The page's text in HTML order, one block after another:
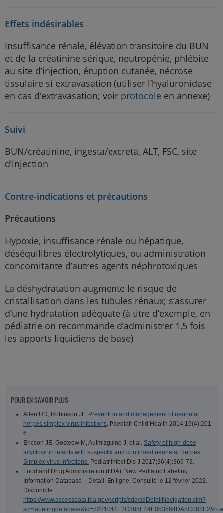
Effets indésirables
Insuffisance rénale, élévation transitoire du BUN
et de la créatinine sérique, neutropénie, phlébite
au site d’injection, éruption cutanée, nécrose
tissulaire si extravasation (utiliser l’hyaluronidase
en cas d’extravasation; voir protocole en annexe)
Suivi
BUN/créatinine, ingesta/excreta, ALT, FSC, site
d’injection
Contre-indications et précautions
Précautions
Hypoxie, insuffisance rénale ou hépatique,
déséquilibres électrolytiques, ou administration
concomitante d’autres agents néphrotoxiques
La déshydratation augmente le risque de
cristallisation dans les tubules rénaux; s’assurer
d’une hydratation adéquate (à titre d’exemple, en
pédiatrie on recommande d’administrer 1,5 fois
les apports liquidiens de base)
POUR EN SAVOIR PLUS
Allen UD, Robinson JL. Prevention and management of neonatal
herpes simplex virus infections. Paediatr Child Health 2014;19(4);201-
6.
Ericson JE, Gosteow M, Autmizguine J, et al. Safety of high-dose
acyclovir in infants with suspectid and confirmed neonatal Herpes
Simplex virus infections. Pediatr Infect Dis J 2017;36(4):369-73.
Food and Drug Administration (FDA). New Pediatric Labeling
Information Database – Detail. En ligne. Consulté le 12 février 2022.
Disponible:
https://www.accessdata.fda.gov/scripts/sda/sdDetailNavigation.cfm?